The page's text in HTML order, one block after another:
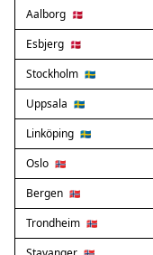
Aalborg 🇩🇰
Esbjerg 🇩🇰
Stockholm 🇸🇪
Uppsala 🇸🇪
Linköping 🇸🇪
Oslo 🇳🇴
Bergen 🇳🇴
Trondheim 🇳🇴